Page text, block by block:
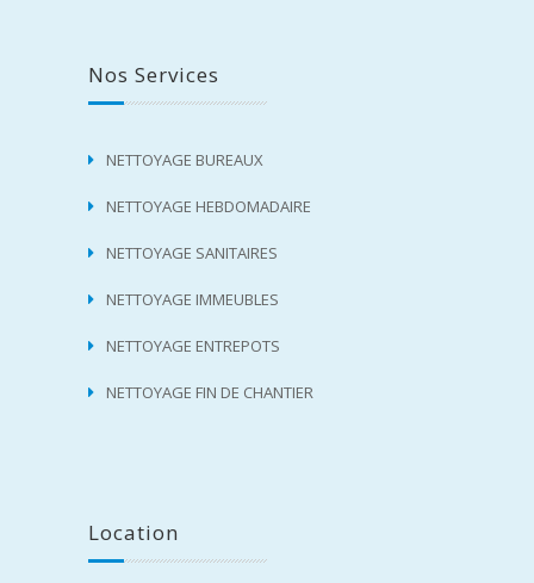
Nos Services
NETTOYAGE BUREAUX
NETTOYAGE HEBDOMADAIRE
NETTOYAGE SANITAIRES
NETTOYAGE IMMEUBLES
NETTOYAGE ENTREPOTS
NETTOYAGE FIN DE CHANTIER
Location